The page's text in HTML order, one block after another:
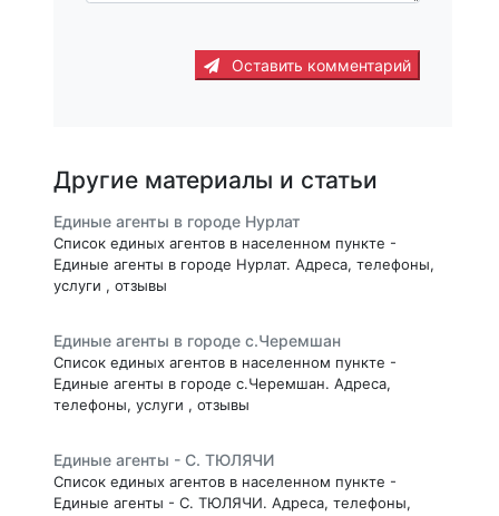
Оставить комментарий
Другие материалы и статьи
Единые агенты в городе Нурлат
Список единых агентов в населенном пункте -
Единые агенты в городе Нурлат. Адреса, телефоны,
услуги , отзывы
Единые агенты в городе с.Черемшан
Список единых агентов в населенном пункте -
Единые агенты в городе с.Черемшан. Адреса,
телефоны, услуги , отзывы
Единые агенты - С. ТЮЛЯЧИ
Список единых агентов в населенном пункте -
Единые агенты - С. ТЮЛЯЧИ. Адреса, телефоны,